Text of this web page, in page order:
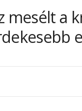
mesélt a